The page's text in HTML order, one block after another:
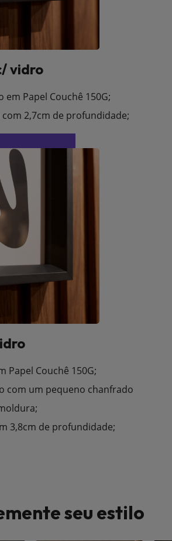
vidro
em Papel Couchê 150G;
2,7cm de profundidade;
Papel Couchê 150G;
com um pequeno chanfrado
3,8cm de profundidade;
seu estilo